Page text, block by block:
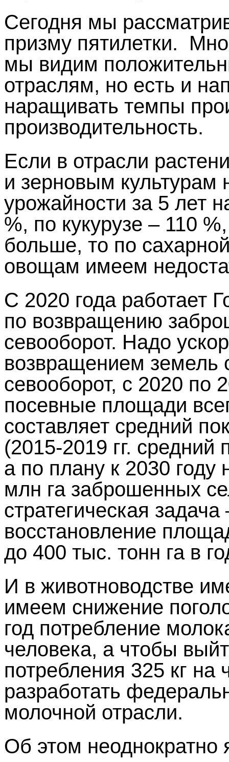
Сегодня мы
призму пятилетки.
мы видим
отраслям, но есть и
наращивать темпы
производительность.
Если в отрасли
и зерновым культурам
урожайности за 5 лет
%, по кукурузе – 110
больше, то по
овощам имеем
С 2020 года работает
по возвращению
севооборот. Надо
возвращением земель
севооборот, с 2020 по
посевные площади
составляет средний
(2015-2019 гг. средний
а по плану к 2030
млн га заброшенных
стратегическая
восстановление
до 400 тыс. тонн га в
И в животноводстве
имеем снижение
год потребление
человека, а чтобы
потребления 325 кг на
разработать
молочной отрасли.
Об этом неоднократно